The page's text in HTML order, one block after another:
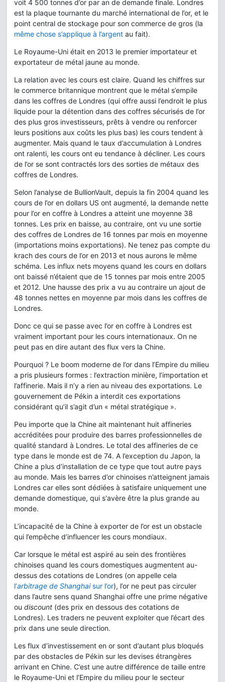
voit 4 500 tonnes d’or par an de demande finale. Londres
est la plaque tournante du marché international de l’or, et le
point central de stockage pour son commerce de gros (la
même chose s’applique à l’argent au fait).
Le Royaume-Uni était en 2013 le premier importateur et
exportateur de métal jaune au monde.
La relation avec les cours est claire. Quand les chiffres sur
le commerce britannique montrent que le métal s’empile
dans les coffres de Londres (qui offre aussi l’endroit le plus
liquide pour la détention dans des coffres sécurisés de l’or
des plus gros investisseurs, prêts à vendre ou renforcer
leurs positions aux coûts les plus bas) les cours tendent à
augmenter. Mais quand le taux d’accumulation à Londres
ont ralenti, les cours ont eu tendance à décliner. Les cours
de l’or se sont contractés lors des sorties de métaux des
coffres de Londres.
Selon l’analyse de BullionVault, depuis la fin 2004 quand les
cours de l’or en dollars US ont augmenté, la demande nette
pour l’or en coffre à Londres a atteint une moyenne 38
tonnes. Les prix en baisse, au contraire, ont vu une sortie
des coffres de Londres de 16 tonnes par mois en moyenne
(importations moins exportations). Ne tenez pas compte du
krach des cours de l’or en 2013 et nous aurons le même
schéma. Les influx nets moyens quand les cours en dollars
ont baissé n’étaient que de 15 tonnes par mois entre 2005
et 2012. Une hausse des prix a vu au contraire un ajout de
48 tonnes nettes en moyenne par mois dans les coffres de
Londres.
Donc ce qui se passe avec l’or en coffre à Londres est
vraiment important pour les cours internationaux. On ne
peut pas en dire autant des flux vers la Chine.
Pourquoi ? Le boom moderne de l’or dans l’Empire du milieu
a pris plusieurs formes : l’extraction minière, l’importation et
l’affinerie. Mais il n’y a rien au niveau des exportations. Le
gouvernement de Pékin a interdit ces exportations
considérant qu’il s’agit d’un « métal stratégique ».
Peu importe que la Chine ait maintenant huit affineries
accréditées pour produire des barres professionnelles de
qualité standard à Londres. Le total des affineries de ce
type dans le monde est de 74. A l’exception du Japon, la
Chine a plus d’installation de ce type que tout autre pays
au monde. Mais les barres d’or chinoises n’atteignent jamais
Londres car elles sont dédiées à satisfaire uniquement une
demande domestique, qui s'avère être la plus grande au
monde.
L’incapacité de la Chine à exporter de l’or est un obstacle
qui l’empêche d’influencer les cours mondiaux.
Car lorsque le métal est aspiré au sein des frontières
chinoises quand les cours domestiques augmentent au-
dessus des cotations de Londres (on appelle cela
l’arbitrage de Shanghaisur l’or), l’or ne peut pas circuler
dans l’autre sens quand Shanghai offre une prime négative
ou discount (des prix en dessous des cotations de
Londres). Les traders ne peuvent exploiter que l’écart des
prix dans une seule direction.
Les flux d’investissement en or sont d’autant plus bloqués
par des obstacles de Pékin sur les devises étrangères
arrivant en Chine. C’est une autre différence de taille entre
le Royaume-Uni et l’Empire du milieu pour le secteur